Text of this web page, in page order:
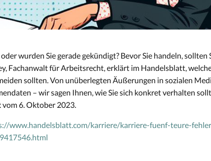
wurden Sie gerade gekündigt? Bevor Sie handeln,
Fachanwalt für Arbeitsrecht, erklärt im Handelsblatt,
sollten. Von unüberlegten Äußerungen in sozialen
– wir sagen Ihnen, wie Sie sich konkret verhalten
vom 6. Oktober 2023.
www.handelsblatt.com/karriere/karriere-fuenf-teure-